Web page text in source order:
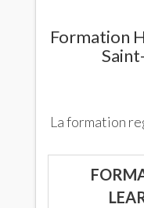
Formation
La formation